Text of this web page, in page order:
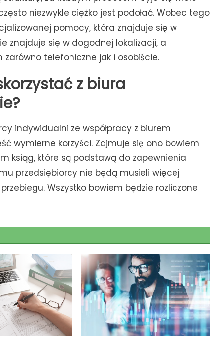
niezwykle ciężko jest podołać. Wobec tego
pomocy, która znajduje się w
znajduje się w dogodnej lokalizacji, a
telefoniczne jak i osobiście.
z biura
indywidualni ze współpracy z biurem
wymierne korzyści. Zajmuje się ono bowiem
ksiąg, które są podstawą do zapewnienia
przedsiębiorcy nie będą musieli więcej
Wszystko bowiem będzie rozliczone